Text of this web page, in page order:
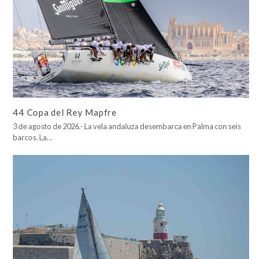
44 Copa del Rey Mapfre
3 de agosto de 2026.- La vela andaluza desembarca en Palma con seis
barcos. La…